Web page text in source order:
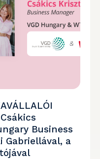
Business
Gabriellával, a